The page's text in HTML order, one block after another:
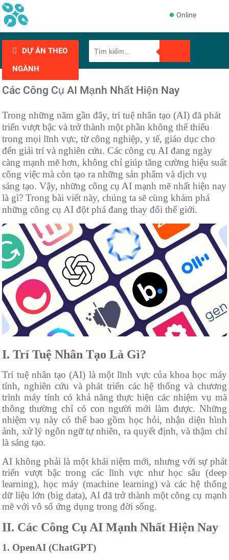
Online
DỰ ÁN THEO
NGÀNH
Các Công Cụ AI Mạnh Nhất Hiện Nay
Trong những năm gần đây, trí tuệ nhân tạo (AI) đã phát
triển vượt bậc và trở thành một phần không thể thiếu
trong mọi lĩnh vực, từ công nghiệp, y tế, giáo dục cho
đến giải trí và nghiên cứu. Các công cụ AI đang ngày
càng mạnh mẽ hơn, không chỉ giúp tăng cường hiệu suất
công việc mà còn tạo ra những sản phẩm và dịch vụ
sáng tạo. Vậy, những công cụ AI mạnh mẽ nhất hiện nay
là gì? Trong bài viết này, chúng ta sẽ cùng khám phá
những công cụ AI đột phá đang thay đổi thế giới.
I. Trí Tuệ Nhân Tạo Là Gì?
Trí tuệ nhân tạo (AI) là một lĩnh vực của khoa học máy
tính, nghiên cứu và phát triển các hệ thống và chương
trình máy tính có khả năng thực hiện các nhiệm vụ mà
thông thường chỉ có con người mới làm được. Những
nhiệm vụ này có thể bao gồm học hỏi, nhận diện hình
ảnh, xử lý ngôn ngữ tự nhiên, ra quyết định, và thậm chí
là sáng tạo.
AI không phải là một khái niệm mới, nhưng với sự phát
triển vượt bậc trong các lĩnh vực như học sâu (deep
learning), học máy (machine learning) và các hệ thống
dữ liệu lớn (big data), AI đã trở thành một công cụ mạnh
mẽ với vô số ứng dụng trong đời sống.
II. Các Công Cụ AI Mạnh Nhất Hiện Nay
1. OpenAI (ChatGPT)